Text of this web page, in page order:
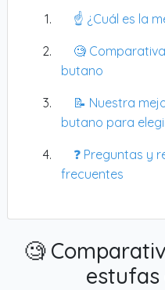
☝️ ¿Cuál es la
🧐
butano
📝 Nuestra
butano para
❓ Preguntas y
frecuentes
🧐